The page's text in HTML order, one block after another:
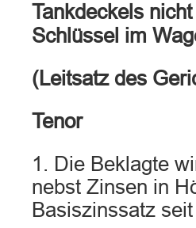
Tankdeckels
Schlüssel im
(Leitsatz des
Tenor
1. Die Beklagte
nebst Zinsen in
Basiszinssatz